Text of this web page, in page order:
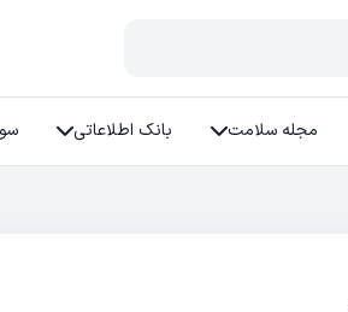
مجله سلامت بانک اطلاعاتی